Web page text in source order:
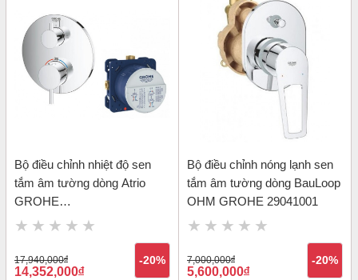
Bộ điều chỉnh nhiệt độ sen
tắm âm tường dòng Atrio
GROHE
24135003_35600000
17,940,000đ
14,352,000đ
-20%
Bộ điều chỉnh nóng lạnh sen
tắm âm tường dòng BauLoop
OHM GROHE 29041001
7,000,000đ
5,600,000đ
-20%